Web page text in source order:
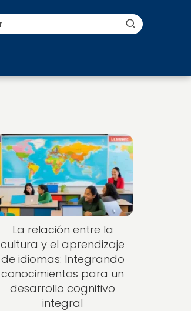
La relación entre la
cultura y el aprendizaje
de idiomas: Integrando
conocimientos para un
desarrollo cognitivo
integral